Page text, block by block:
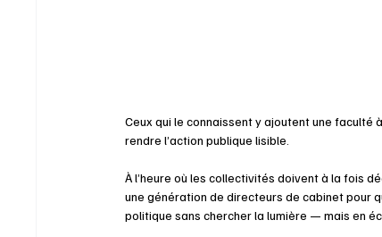
Ceux qui le connaissent y ajoutent une faculté
rendre l’action publique lisible.
À l’heure où les collectivités doivent à la fois
une génération de directeurs de cabinet pour
politique sans chercher la lumière — mais en